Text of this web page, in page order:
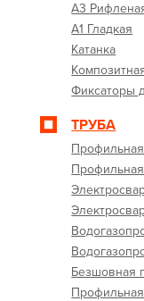
А3
А1 Гладкая
Катанка
Фиксаторы
ТРУБА
Безшовная